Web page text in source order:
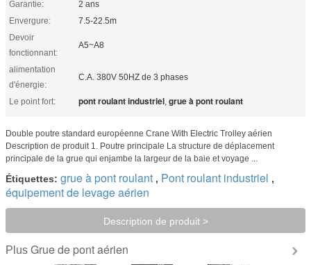
Garantie:
2 ans
Envergure:
7.5-22.5m
Devoir
fonctionnant:
A5~A8
alimentation
d'énergie:
C.A. 380V 50HZ de 3 phases
Le point fort: pont roulant industriel, grue à pont roulant
Double poutre standard européenne Crane With Electric Trolley aérien
Description de produit 1. Poutre principale La structure de déplacement
principale de la grue qui enjambe la largeur de la baie et voyage ...
Étiquettes: grue à pont roulant , Pont roulant industriel ,
équipement de levage aérien
Description de produit >
Plus Grue de pont aérien